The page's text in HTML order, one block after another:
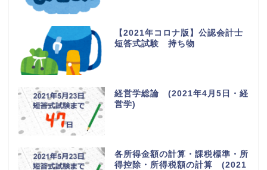
【2021年コロナ版】公認会計士
短答式試験 持ち物
経営学総論 (2021年4月5日・経
営学)
各所得金額の計算・課税標準・所
得控除・所得税額の計算 (2021